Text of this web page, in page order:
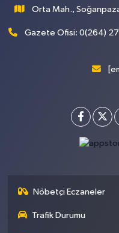
Orta Mah.,
Gazete Ofisi: 0(264)
Nöbetçi Eczaneler
Trafik Durumu